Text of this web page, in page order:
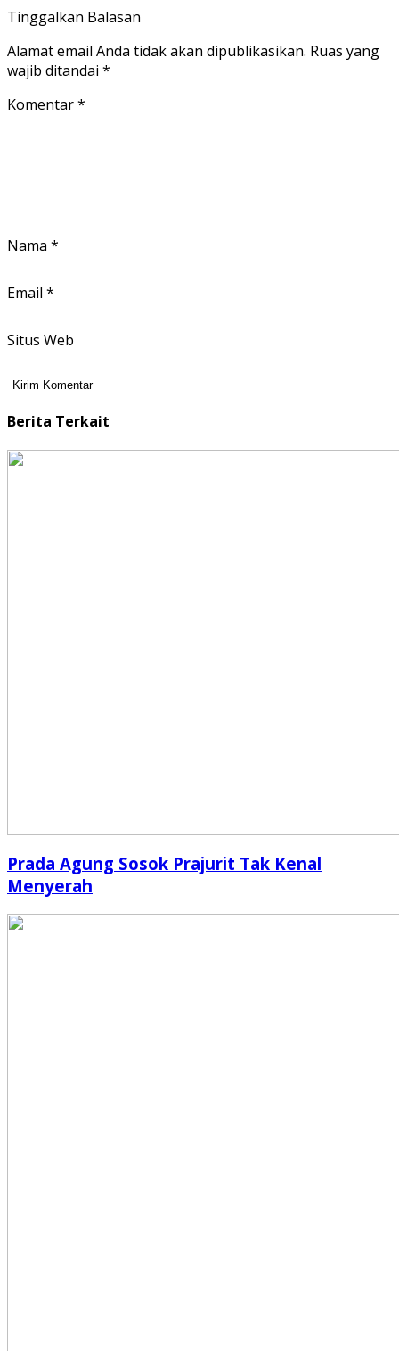
Tinggalkan Balasan
Alamat email Anda tidak akan dipublikasikan. Ruas yang
wajib ditandai *
Komentar*
Nama *
Email *
Situs Web
Berita Terkait
Prada Agung Sosok Prajurit Tak Kenal
Menyerah